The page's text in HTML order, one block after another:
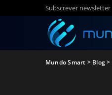
Subscrever newsletter
Mundo Smart > Blog>